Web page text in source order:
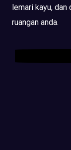
lemari kayu,
ruangan anda.